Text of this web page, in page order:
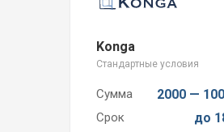
Konga
Стандартные условия
Сумма 2000 —
Срок до